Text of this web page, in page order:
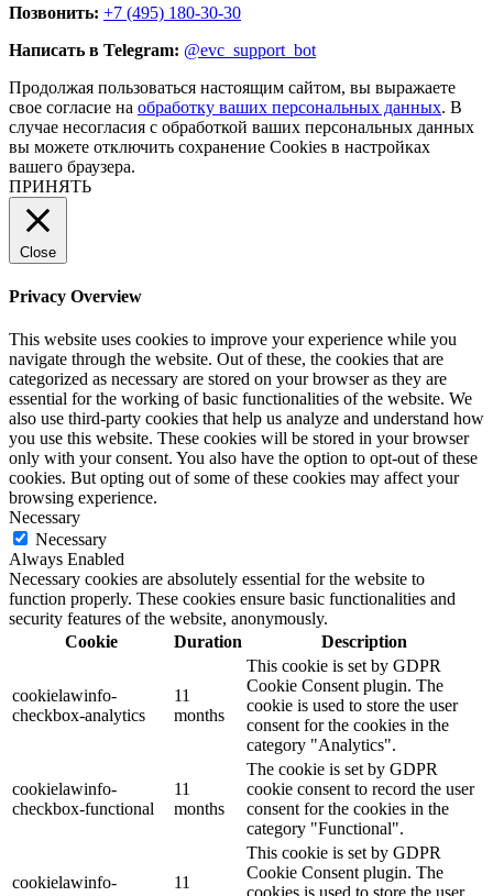
Позвонить: +7 (495) 180-30-30
Написать в Telegram: @evc_support_bot
Продолжая пользоваться настоящим сайтом, вы выражаете
свое согласие на обработку ваших персональных данных. В
случае несогласия с обработкой ваших персональных данных
вы можете отключить сохранение Cookies в настройках
вашего браузера.
ПРИНЯТЬ
Close
Privacy Overview
This website uses cookies to improve your experience while you
navigate through the website. Out of these, the cookies that are
categorized as necessary are stored on your browser as they are
essential for the working of basic functionalities of the website. We
also use third-party cookies that help us analyze and understand how
you use this website. These cookies will be stored in your browser
only with your consent. You also have the option to opt-out of these
cookies. But opting out of some of these cookies may affect your
browsing experience.
Necessary
Necessary
Always Enabled
Necessary cookies are absolutely essential for the website to
function properly. These cookies ensure basic functionalities and
security features of the website, anonymously.
Cookie
Duration Description
cookielawinfo-
checkbox-analytics
11
months
This cookie is set by GDPR
Cookie Consent plugin. The
cookie is used to store the user
consent for the cookies in the
category "Analytics".
cookielawinfo-
checkbox-functional
11
months
The cookie is set by GDPR
cookie consent to record the user
consent for the cookies in the
category "Functional".
cookielawinfo-
11
This cookie is set by GDPR
Cookie Consent plugin. The